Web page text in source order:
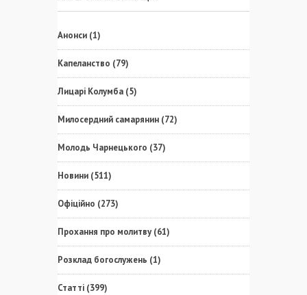
Анонси (1)
Капеланство (79)
Лицарі Колумба (5)
Милосердний самарянин (72)
Молодь Чарнецького (37)
Новини (511)
Офіційно (273)
Прохання про молитву(61)
Розклад богослужень (1)
Статті (399)